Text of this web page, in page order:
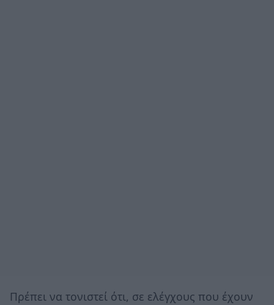
Πρέπει να τονιστεί ότι, σε ελέγχους που έχουν